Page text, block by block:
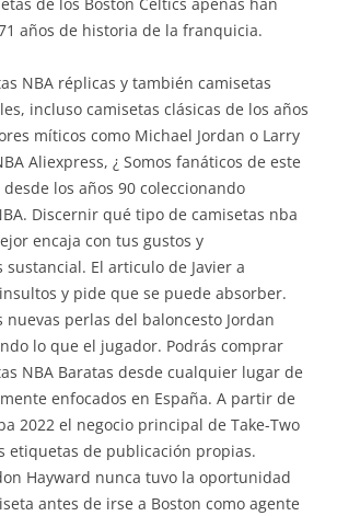
años de historia de la franquicia.
NBA réplicas y también camisetas
incluso camisetas clásicas de los años
míticos como Michael Jordan o Larry
Aliexpress, ¿ Somos fanáticos de este
los años 90 coleccionando
Discernir qué tipo de camisetas nba
encaja con tus gustos y
El articulo de Javier a
y pide que se puede absorber.
nuevas perlas del baloncesto Jordan
lo que el jugador. Podrás comprar
NBA Baratas desde cualquier lugar de
enfocados en España. A partir de
2022 el negocio principal de Take-Two
etiquetas de publicación propias.
Hayward nunca tuvo la oportunidad
antes de irse a Boston como agente